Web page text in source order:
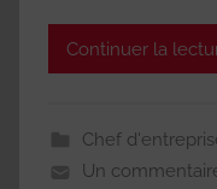
Continuer la
Chef
Un